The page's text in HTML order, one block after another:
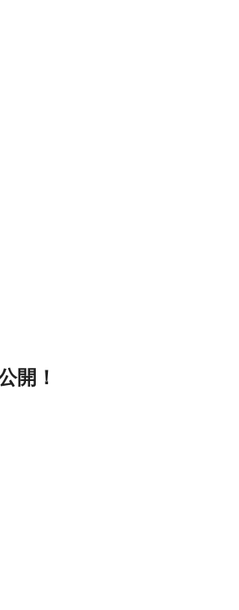
開！